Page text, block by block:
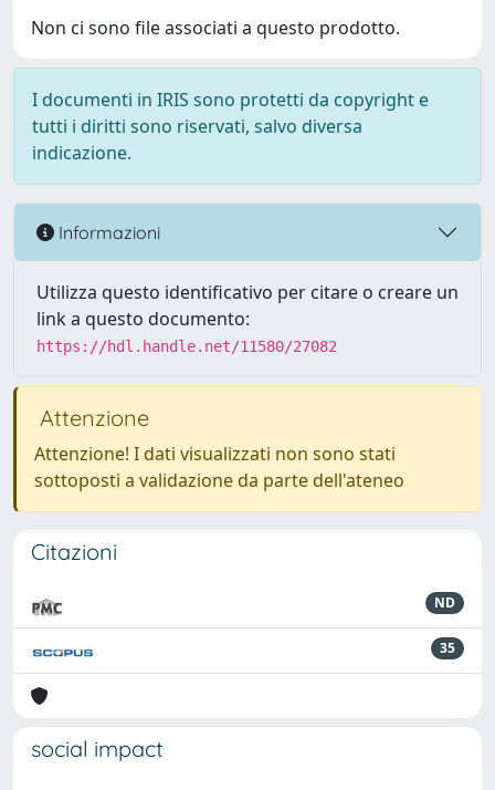
Non ci sono file associati a questo prodotto.
I documenti in IRIS sono protetti da copyright e
tutti i diritti sono riservati, salvo diversa
indicazione.
Informazioni
Utilizza questo identificativo per citare o creare un
link a questo documento:
https://hdl.handle.net/11580/27082
Attenzione
Attenzione! I dati visualizzati non sono stati
sottoposti a validazione da parte dell'ateneo
Citazioni
ND
35
social impact